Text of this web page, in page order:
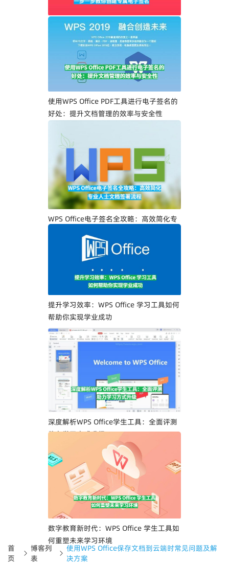
WPS Office PDF电子签名入门指南：一步
一步教你创建专属电子签名
使用WPS Office PDF工具进行电子签名的
好处：提升文档管理的效率与安全性
WPS Office电子签名全攻略：高效简化专
提升学习效率：WPS Office 学习工具如何
帮助你实现学业成功
深度解析WPS Office学生工具：全面评测
助力学习方式升级
数字教育新时代：WPS Office 学生工具如
何重塑未来学习环境
首
页
博客列
表
使用WPS Office保存文档到云端时常见问题及解
决方案